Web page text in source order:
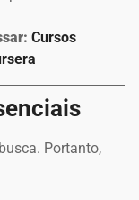
Cursos
Portanto,